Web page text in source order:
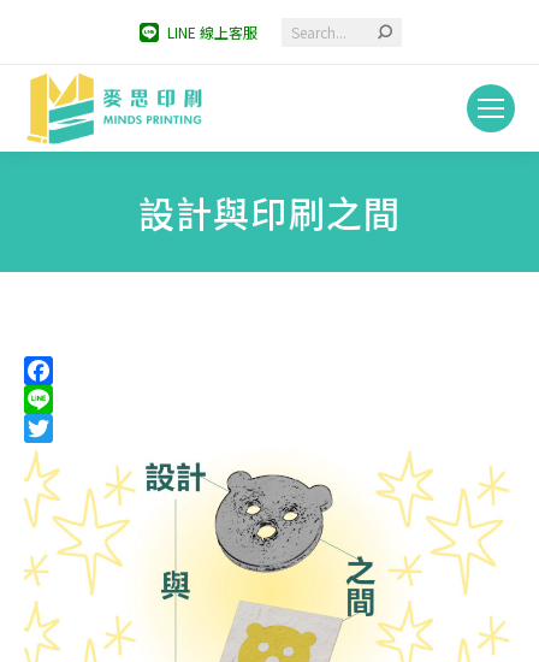
LINE 線上客服 Search:
設計與印刷之間
Facebook
Line
Twitter